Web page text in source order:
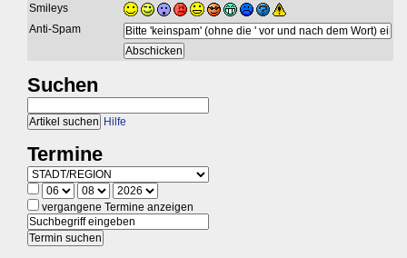
Smileys
Anti-Spam
Suchen
Hilfe
Termine
vergangene Termine anzeigen